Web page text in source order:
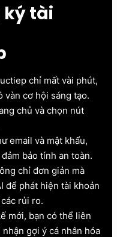
ký tài
chỉ mất vài phút,
vàn cơ hội sáng tạo.
chủ và chọn nút
email và mật khẩu,
bảo tính an toàn.
chỉ đơn giản mà
để phát hiện tài khoản
rủi ro.
mới, bạn có thể liên
gợi ý cá nhân hóa